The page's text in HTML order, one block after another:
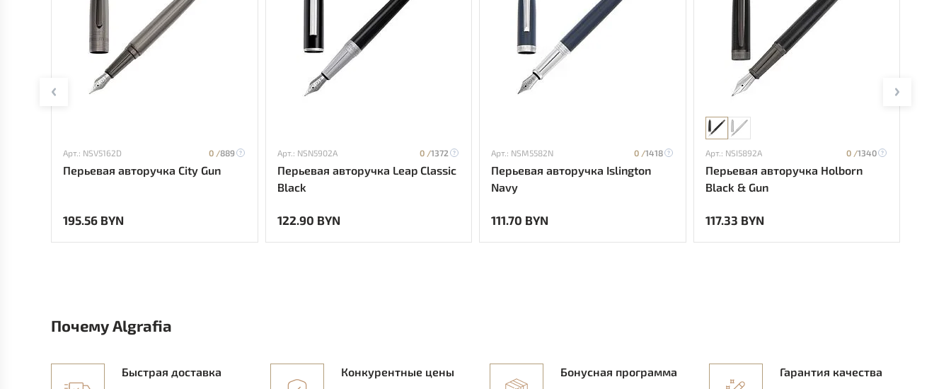
Арт.: NSV5162D 0 /889
Перьевая авторучка City Gun
195.56 BYN
Арт.: NSN5902A 0 /1372
Перьевая авторучка Leap Classic
Black
122.90 BYN
Арт.: NSM5582N 0 /1418
Перьевая авторучка Islington
Navy
111.70 BYN
Арт.: NSI5892A 0 /1340
Перьевая авторучка Holborn
Black & Gun
117.33 BYN
Почему Algrafia
Быстрая доставка Конкурентные цены Бонусная программа Гарантия качества